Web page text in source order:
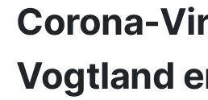
Corona-
Vogtland